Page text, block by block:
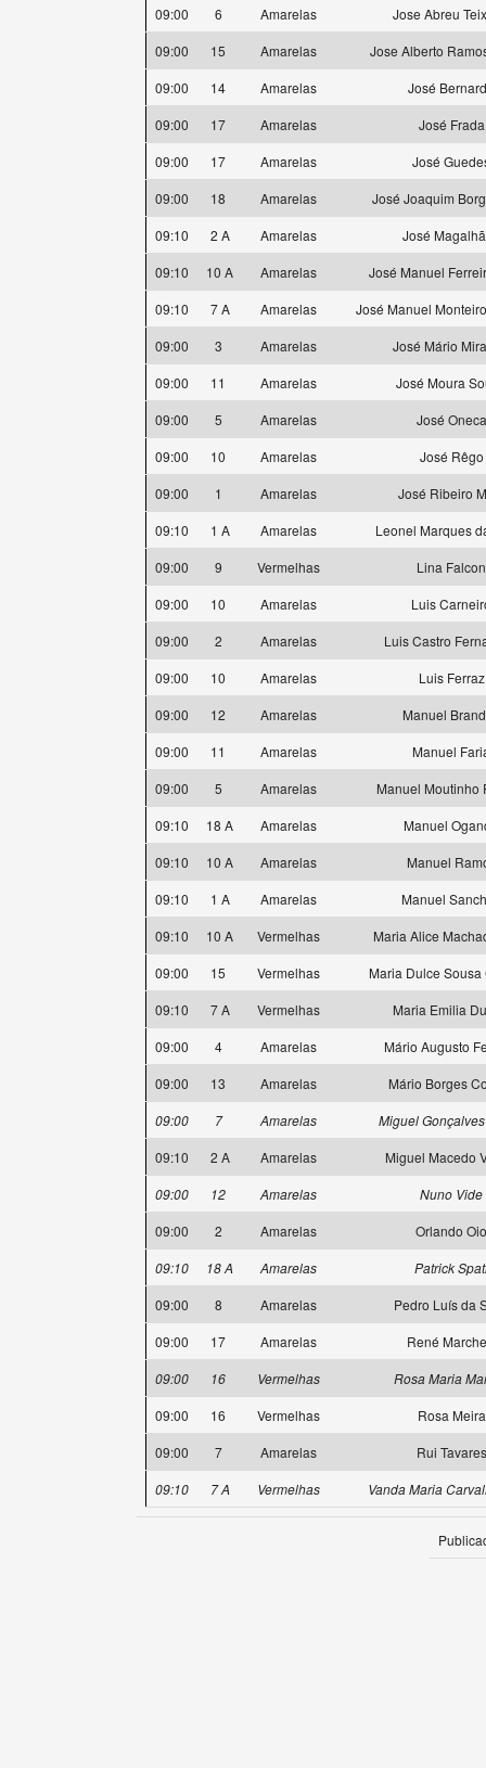
09:00
6 Amarelas
Jose Abreu
09:00
15 Amarelas
Jose Alberto
09:00
14 Amarelas
José
09:00
17 Amarelas
José Frada
09:00
17 Amarelas
José
09:00
18 Amarelas
José Joaquim
09:10
2 A Amarelas
José
09:10
10 A Amarelas
José Manuel
09:10
7 A Amarelas
José Manuel
09:00
3 Amarelas
José Mário
09:00
11 Amarelas
José Moura
09:00
5 Amarelas
José Oneca
09:00
10 Amarelas
José Rêgo
09:00
1 Amarelas
José Ribeiro
09:10
1 A Amarelas
Leonel Marques
09:00
9 Vermelhas
Lina Falcon
09:00
10 Amarelas
Luis
09:00
2 Amarelas
Luis Castro
09:00
10 Amarelas
Luis Ferraz
09:00
12 Amarelas
Manuel
09:00
11 Amarelas
Manuel
09:00
5 Amarelas
Manuel Moutinho
09:10
18 A Amarelas
Manuel
09:10
10 A Amarelas
Manuel
09:10
1 A Amarelas
Manuel
09:10
10 A Vermelhas
Maria Alice
09:00
15 Vermelhas
Maria Dulce Sousa
09:10
7 A Vermelhas
Maria Emilia
09:00
4 Amarelas
Mário Augusto
09:00
13 Amarelas
Mário Borges
09:00
7 Amarelas
Miguel
09:10
2 A Amarelas
Miguel Macedo
09:00
12 Amarelas
Nuno Vide
09:00
2 Amarelas
Orlando Oio
09:10
18 A Amarelas
Patrick
09:00
8 Amarelas
Pedro Luís da
09:00
17 Amarelas
René
09:00
16 Vermelhas
Rosa Maria
09:00
16 Vermelhas
Rosa Meira
09:00
7 Amarelas
Rui Tavares
09:10
7 A Vermelhas Vanda Maria